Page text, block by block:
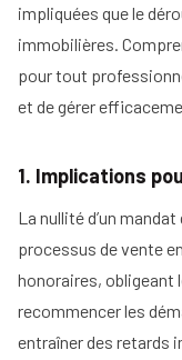
impliquées que le
immobilières.
pour tout
et de gérer
1. Implications
La nullité d’un
processus de vente
honoraires, obligeant
recommencer les
entraîner des retards